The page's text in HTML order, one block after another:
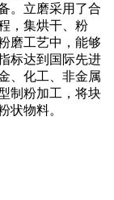
。立磨采用了合
，集烘干、粉
磨工艺中，能够
标达到国际先进
、化工、非金属
制粉加工，将块
状物料。